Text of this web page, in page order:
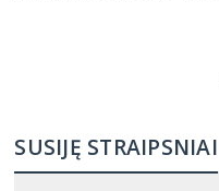
SUSIJĘ STRAIPSNIAI